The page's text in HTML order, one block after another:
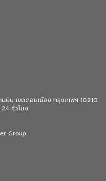
บิน เขตดอนเมือง กรุงเทพฯ 10210
ชั่วโมง
Group